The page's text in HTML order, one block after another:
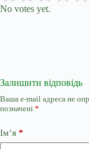
No votes yet.
Залишити відповідь
Ваша e-mail адреса не
позначені *
Ім’я *